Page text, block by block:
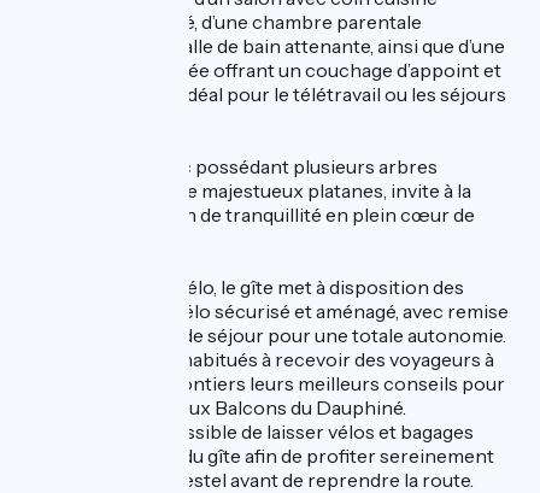
entièrement équipé, d’une chambre parentale
confortable avec salle de bain attenante, ainsi que d’une
mezzanine aménagée offrant un couchage d’appoint et
un espace bureau, idéal pour le télétravail ou les séjours
À l’extérieur, le parc possédant plusieurs arbres
centenaires dont de majestueux platanes, invite à la
détente dans cocon de tranquillité en plein cœur de
Labellisé Accueil Vélo, le gîte met à disposition des
cyclistes un local vélo sécurisé et aménagé, avec remise
d’une clé en début de séjour pour une totale autonomie.
Les propriétaires, habitués à recevoir des voyageurs à
vélo, partagent volontiers leurs meilleurs conseils pour
une étape réussie aux Balcons du Dauphiné.
Il est également possible de laisser vélos et bagages
après la libération du gîte afin de profiter sereinement
d’une visite de Morestel avant de reprendre la route.